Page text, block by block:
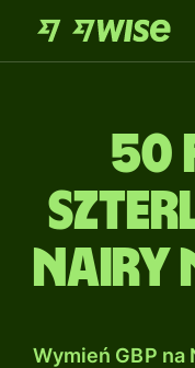
50
Nairy
Wymień GBP na